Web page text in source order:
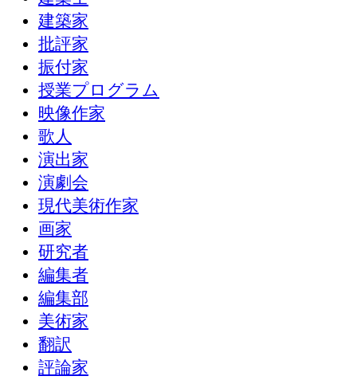
建築家
批評家
振付家
授業プログラム
映像作家
歌人
演出家
演劇会
現代美術作家
画家
研究者
編集者
編集部
美術家
翻訳
評論家